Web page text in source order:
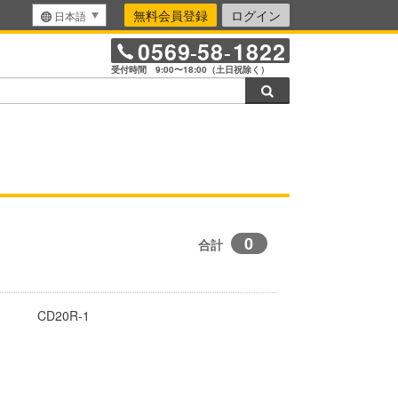
日本語 無料会員登録 ログイン
0569-58-1822
受付時間 9:00〜18:00（土日祝除く）
合計 0
CD20R-1